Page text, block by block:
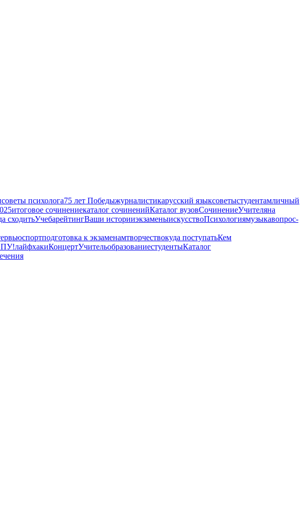
советы психолога75 лет Победыжурналистикарусский языксоветыстудентамличный
итоговое сочинениекаталог сочиненийКаталог вузовСочинениеУчителяна
сходитьУчебарейтингВаши историиэкзаменыискусствоПсихологиямузыкавопрос-
спортподготовка к экзаменамтворчествокуда поступатьКем
ПУ!лайфхакиКонцертУчительобразованиестудентыКаталог